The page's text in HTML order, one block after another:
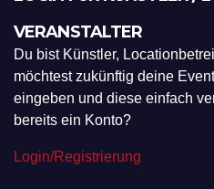
VERANSTALTER
Du bist Künstler,
möchtest zukünftig deine
eingeben und diese einfach
bereits ein Konto?
Login/Registrierung